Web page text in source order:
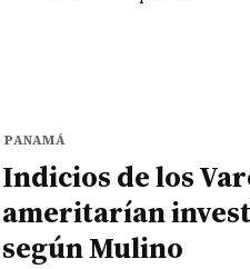
PANAMÁ
Indicios de los
ameritarían
según Mulino